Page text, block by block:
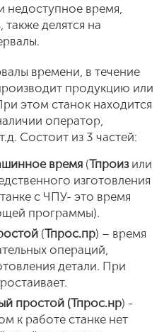
недоступное время,
делятся на
времени, в течение
продукцию или
этом станок находится
оператор,
Состоит из 3 частей:
время (Тпроизили
изготовления
с ЧПУ- это время
программы).
(Тпрос.пр) – время
операций,
детали. При
простой (Тпрос.нр) -
к работе станке нет